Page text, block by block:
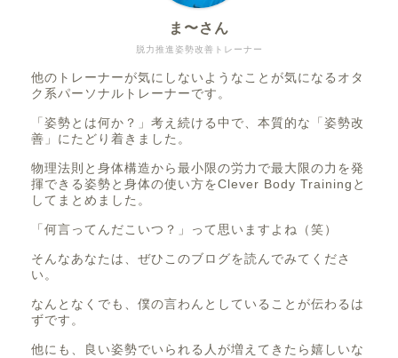
脱力推進姿勢改善トレーナー
ま〜さん
他のトレーナーが気にしないようなことが気になるオタ
ク系パーソナルトレーナーです。
「姿勢とは何か？」考え続ける中で、本質的な「姿勢改
善」にたどり着きました。
物理法則と身体構造から最小限の労力で最大限の力を発
揮できる姿勢と身体の使い方をClever Body Trainingと
してまとめました。
「何言ってんだこいつ？」って思いますよね（笑）
そんなあなたは、ぜひこのブログを読んでみてくださ
い。
なんとなくでも、僕の言わんとしていることが伝わるは
ずです。
他にも、良い姿勢でいられる人が増えてきたら嬉しいな